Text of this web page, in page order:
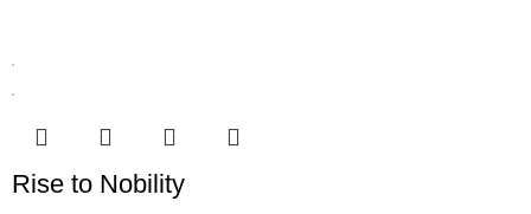
Rise to Nobility